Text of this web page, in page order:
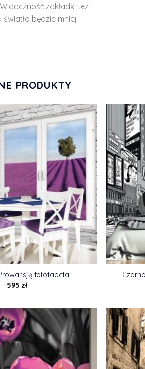
zakładki tez
będzie mniej
PRODUKTY
fototapeta
595 zł